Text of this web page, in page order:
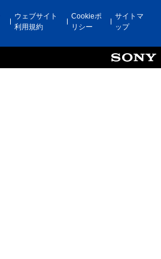
ウェブサイト
利用規約
Cookieポ
リシー
サイトマ
ップ